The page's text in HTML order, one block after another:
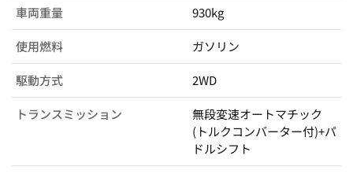
車両重量 930kg
使用燃料 ガソリン
駆動方式 2WD
トランスミッション
無段変速オートマチック
(トルクコンバーター付)+パ
ドルシフト